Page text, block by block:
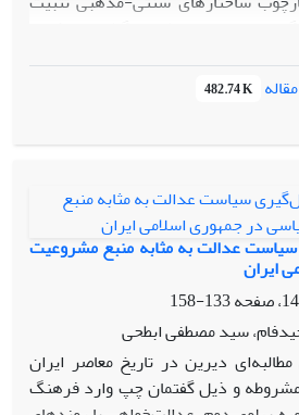
از چارچوب نظری داگلاس نورث، به
پس از انقلاب -روحانیت و نهادهای
آزادی، جریان چپ، و تکنوکرات‌های
در تداوم توسعه‌نیافتگی ایران می‌پردازد.
را تثبیت کرده و منابع قدرت را در
به انحصار خود درآورد. در مقابل،
فقدان شبکه‌های نهادی ریشه‌دار،
و ناتوانی در ایجاد یا تقویت
قدرت حذف شدند. تداوم وابستگی به
بالای مبادله، و محدودیت در
اصلی شکل‌گیری نظم دسترسی باز و
در ایران بوده است.
482.74 K
عدالت به مثابه منبع مشروعیت
ایران
133-158
سید مصطفی ابطحی
دیرین در تاریخ معاصر ایران
مشروطه و ذیل گفتمان چپ وارد فرهنگ